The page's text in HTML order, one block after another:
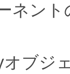
ネン
オブジ